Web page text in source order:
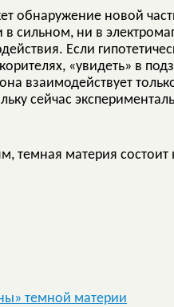
обнаружение новой
в сильном, ни в
Если
«увидеть» в
взаимодействует
сейчас
темная материя состоит
темной материи